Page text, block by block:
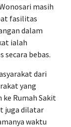
masih
fasilitas
dalam
ialah
secara bebas.
dari
yang
ke Rumah Sakit
juga dilatar
waktu